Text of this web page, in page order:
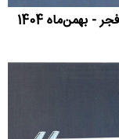
بهمن‌ماه 1404